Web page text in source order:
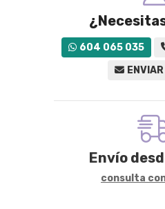
604 065 035
Envío
consulta